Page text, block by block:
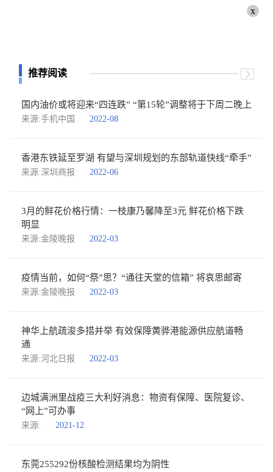
x
推荐阅读
国内油价或将迎来“四连跌” “第15轮”调整将于下周二晚上
来源:手机中国 2022-08
香港东铁延至罗湖 有望与深圳规划的东部轨道快线“牵手”
来源:深圳商报 2022-06
3月的鲜花价格行情：一枝康乃馨降至3元 鲜花价格下跌
明显
来源:金陵晚报 2022-03
疫情当前，如何“祭”思？“通往天堂的信箱” 将哀思邮寄
来源:金陵晚报 2022-03
神华上航疏浚多措并举 有效保障黄骅港能源供应航道畅
通
来源:河北日报 2022-03
边城满洲里战疫三大利好消息：物资有保障、医院复诊、
“网上”可办事
来源: 2021-12
东莞255292份核酸检测结果均为阴性